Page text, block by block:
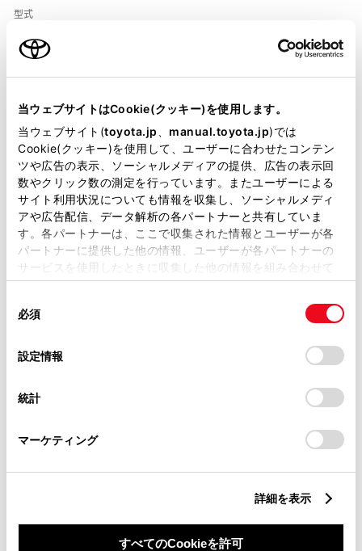
当ウェブサイトはCookie(クッキー)を使用します。
当ウェブサイト(toyota.jp manual.toyota.jp)では
Cookie(クッキー)を使用して、ユーザーに合わせたコンテン
ツや広告の表示、ソーシャルメディアの提供、広告の表示回
数やクリック数の測定を行っています。またユーザーによる
サイト利用状況についても情報を収集し、ソーシャルメディ
アや広告配信、データ解析の各パートナーと共有していま
す。各パートナーは、ここで収集された情報とユーザーが各
パートナーに提供した他の情報、ユーザーが各パートナーの
サービスを使用したときに収集した他の情報を組み合わせて
使用することがあります。当ウェブサイトの使用を続行する
デバイスにすべてのCookie(クッキー)が保存されることに同
意したことになります。Cookie(クッキー)のオプトアウト、
設定の変更、同意を撤回したりするにあたっては、当社の
「Cookie（クッキー）情報の取り扱いについて
」をご覧くだ
必須
設定情報
統計
マーケティング
詳細を表示
すべてのCookieを許可
型式
全長×
4365×1695×1315mm
ホイールベース ※1
2465mm
トレッド前／後
1460/1450mm
室内長×室内幅× 室内高
1795 × 1420×1090mm
車両重量
1090kg
燃料・性能・詳細スペック
装備・オプション
ボディカラー